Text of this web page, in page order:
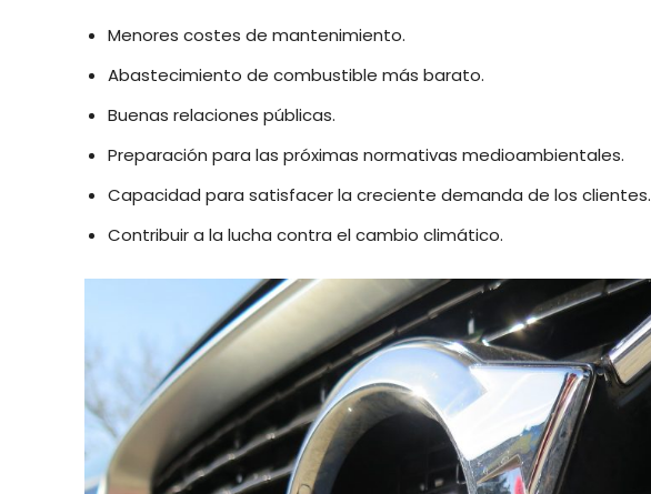
Menores costes de mantenimiento.
Abastecimiento de combustible más barato.
Buenas relaciones públicas.
Preparación para las próximas normativas medioambientales.
Capacidad para satisfacer la creciente demanda de los clientes.
Contribuir a la lucha contra el cambio climático.